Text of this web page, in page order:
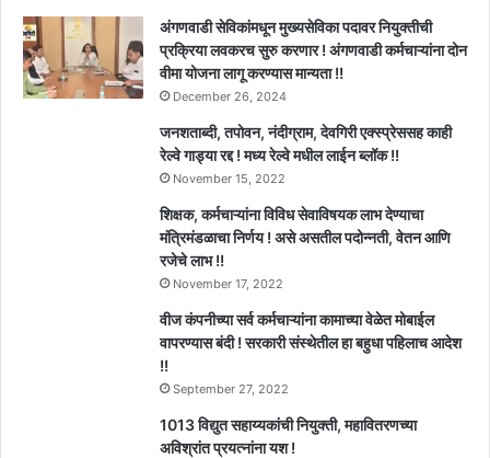
अंगणवाडी सेविकांमधून मुख्यसेविका पदावर नियुक्तीची
प्रक्रिया लवकरच सुरु करणार ! अंगणवाडी कर्मचाऱ्यांना दोन
वीमा योजना लागू करण्यास मान्यता !!
December 26, 2024
जनशताब्दी, तपोवन, नंदीग्राम, देवगिरी एक्स्प्रेससह काही
रेल्वे गाड्या रद्द ! मध्य रेल्वे मधील लाईन ब्लॉक !!
November 15, 2022
शिक्षक, कर्मचाऱ्यांना विविध सेवाविषयक लाभ देण्याचा
मंत्रिमंडळाचा निर्णय ! असे असतील पदोन्नती, वेतन आणि
रजेचे लाभ !!
November 17, 2022
वीज कंपनीच्या सर्व कर्मचाऱ्यांना कामाच्या वेळेत मोबाईल
वापरण्यास बंदी ! सरकारी संस्थेतील हा बहुधा पहिलाच आदेश
!!
September 27, 2022
1013 विद्युत सहाय्यकांची नियुक्ती, महावितरणच्या
अविश्रांत प्रयत्नांना यश !